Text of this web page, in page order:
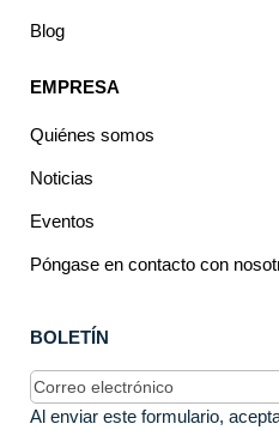
Blog
EMPRESA
Quiénes somos
Noticias
Eventos
Póngase en contacto con
BOLETÍN
Correo
electrónico(Obligatorio)
Al enviar este formulario,